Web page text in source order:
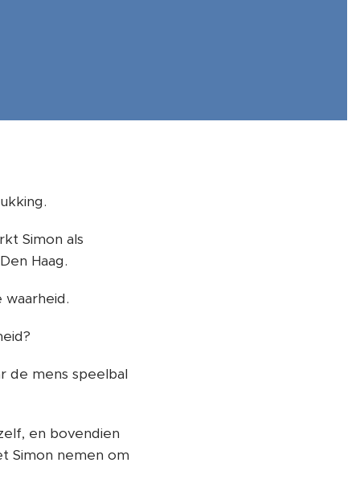
Simon als
Haag.
de mens speelbal
en bovendien
Simon nemen om